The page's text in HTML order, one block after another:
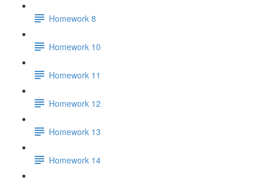
Homework 8
Homework 10
Homework 11
Homework 12
Homework 13
Homework 14